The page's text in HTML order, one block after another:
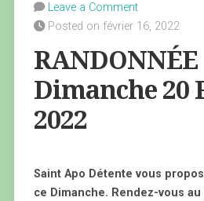
Leave a Comment
Posted on février 16, 2022
RANDONNÉE
Dimanche 20
2022
Saint Apo Détente vous
ce Dimanche. Rendez-vous